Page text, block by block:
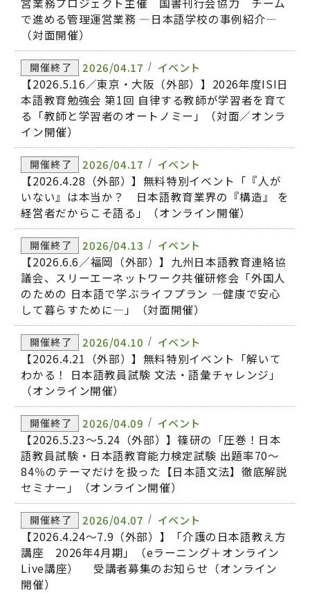
で進める管理運営業務 ―日本語学校の事例紹介―
（対面開催）
開催終了 2026/04.17 イベント
【2026.5.16／東京・大阪（外部）】2026年度ISI日
本語教育勉強会 第1回 自律する教師が学習者を育て
る「教師と学習者のオートノミー」（対面／オンラ
イン開催）
開催終了 2026/04.17 イベント
【2026.4.28（外部）】無料特別イベント「『人が
いない』は本当か？ 日本語教育業界の『構造』 を
経営者だからこそ語る」（オンライン開催）
開催終了 2026/04.13 イベント
【2026.6.6／福岡（外部）】九州日本語教育連絡協
議会、スリーエーネットワーク共催研修会「外国人
のための 日本語で学ぶライフプラン ―健康で安心
して暮らすために―」（対面開催）
開催終了 2026/04.10 イベント
【2026.4.21（外部）】無料特別イベント「解いて
わかる！ 日本語教員試験 文法・語彙チャレンジ」
（オンライン開催）
開催終了 2026/04.09 イベント
【2026.5.23～5.24（外部）】篠研の「圧巻！日本
語教員試験・日本語教育能力検定試験 出題率70～
84％のテーマだけを扱った【日本語文法】徹底解説
セミナー」（オンライン開催）
開催終了 2026/04.07 イベント
【2026.4.24～7.9（外部）】「介護の日本語教え方
講座 2026年4月期」（eラーニング＋オンライン
Live講座） 受講者募集のお知らせ（オンライン
開催）